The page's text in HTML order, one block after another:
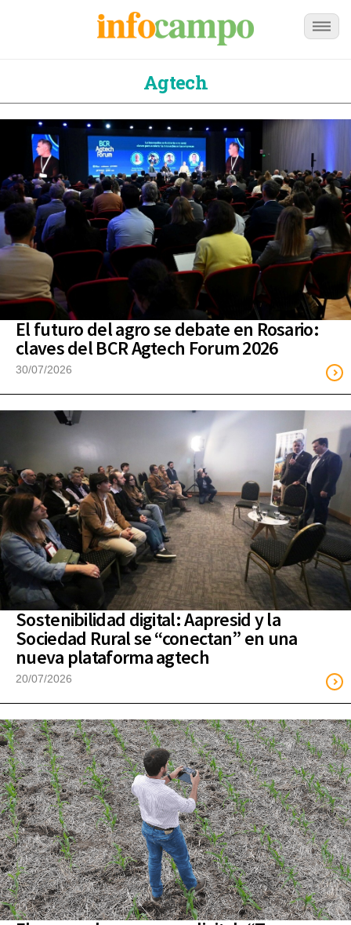
Agtech
El futuro del agro se debate en Rosario:
claves del BCR Agtech Forum 2026
30/07/2026
Sostenibilidad digital: Aapresid y la
Sociedad Rural se “conectan” en una
nueva plataforma agtech
20/07/2026